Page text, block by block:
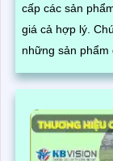
cấp các sản
giá cả hợp lý. Chúng tôi cam kết mang đến cho khách hàng
những sản phẩm
về giám sát an